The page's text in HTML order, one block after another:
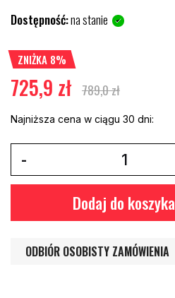
Dostępność:na stanie
ZNIŻKA 8%
725,9 zł 789,0 zł
Najniższa cena w ciągu 30 dni:
Dodaj do koszyka
ODBIÓR OSOBISTY ZAMÓWIENIA